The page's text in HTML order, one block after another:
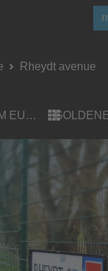
Rheydt avenue
WILLKOMMEN AM EUROPAPLATZ